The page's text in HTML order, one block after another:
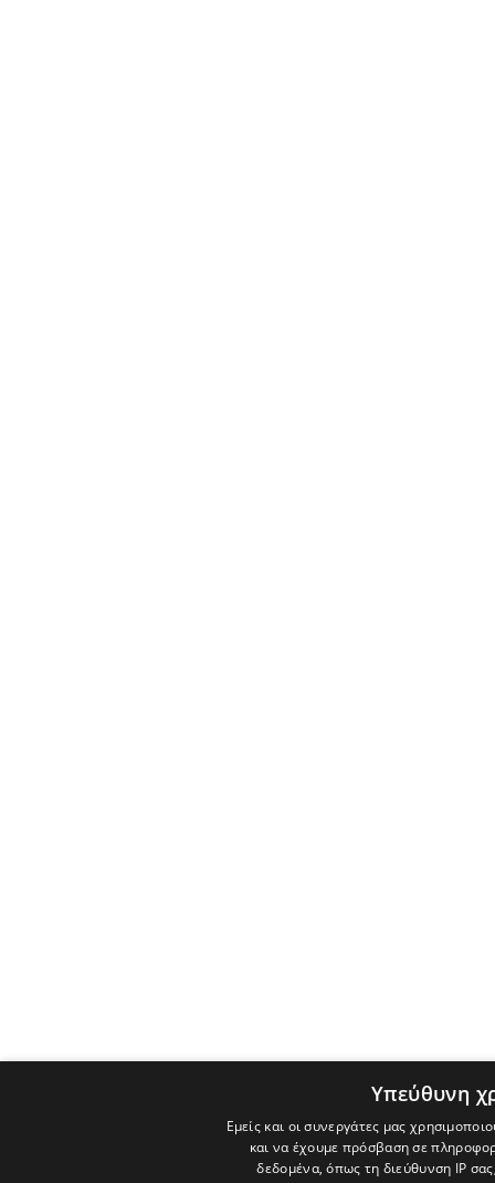
Υπεύθυνη
Εμείς και οι συνεργάτες μας
και να έχουμε πρόσβαση σε
δεδομένα, όπως τη διεύθυνση IP